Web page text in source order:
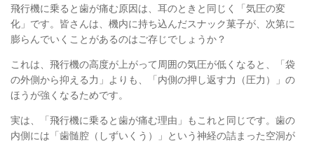
飛行機に乗ると歯が痛む原因は、耳のときと同じく「気圧の変
化」です。皆さんは、機内に持ち込んだスナック菓子が、次第に
膨らんでいくことがあるのはご存じでしょうか？
これは、飛行機の高度が上がって周囲の気圧が低くなると、「袋
の外側から抑える力」よりも、「内側の押し返す力（圧力）」の
ほうが強くなるためです。
実は、「飛行機に乗ると歯が痛む理由」もこれと同じです。歯の
内側には「歯髄腔（しずいくう）」という神経の詰まった空洞が